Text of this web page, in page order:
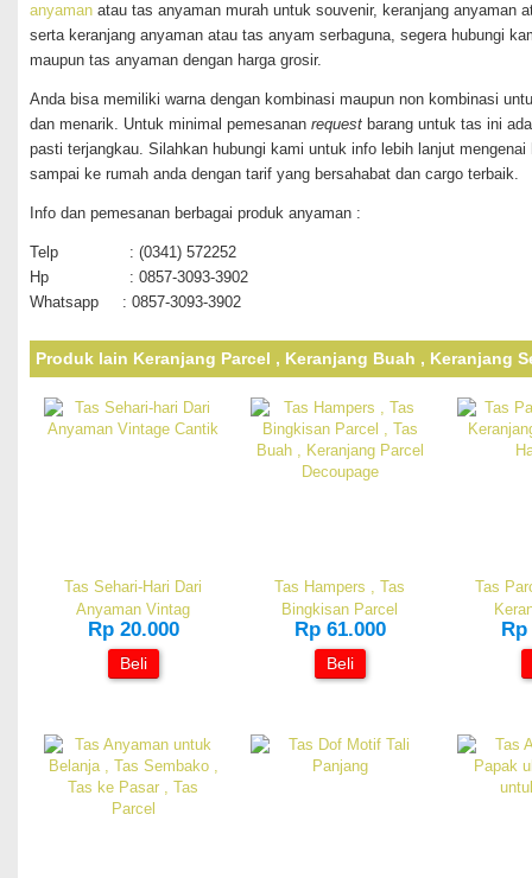
anyaman atau tas anyaman murah untuk souvenir, keranjang anyaman
serta keranjang anyaman atau tas anyam serbaguna, segera hubungi
maupun tas anyaman dengan harga grosir.
Anda bisa memiliki warna dengan kombinasi maupun non kombinasi
dan menarik. Untuk minimal pemesanan request barang untuk tas ini
pasti terjangkau. Silahkan hubungi kami untuk info lebih lanjut
sampai ke rumah anda dengan tarif yang bersahabat dan cargo terbaik.
Info dan pemesanan berbagai produk anyaman :
Telp : (0341) 572252
Hp : 0857-3093-3902
Whatsapp : 0857-3093-3902
Produk lain Keranjang Parcel , Keranjang Buah , Keranjang
Tas Sehari-Hari Dari
Anyaman Vintag
Rp 20.000
Beli
Tas Hampers , Tas
Bingkisan Parcel
Rp 61.000
Beli
Tas
Rp